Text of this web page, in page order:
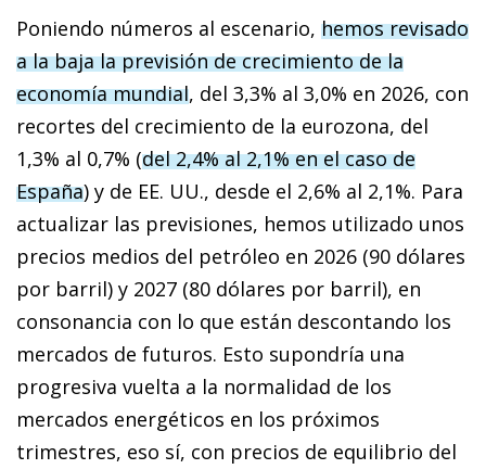
Poniendo números al escenario, hemos revisado
a la baja la previsión de crecimiento de la
economía mundial, del 3,3% al 3,0% en 2026, con
recortes del crecimiento de la eurozona, del
1,3% al 0,7% (del 2,4% al 2,1% en el caso de
España) y de EE. UU., desde el 2,6% al 2,1%. Para
actualizar las previsiones, hemos utilizado unos
precios medios del petróleo en 2026 (90 dólares
por barril) y 2027 (80 dólares por barril), en
consonancia con lo que están descontando los
mercados de futuros. Esto supondría una
progresiva vuelta a la normalidad de los
mercados energéticos en los próximos
trimestres, eso sí, con precios de equilibrio del